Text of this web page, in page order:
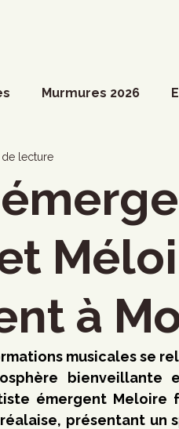
Murmures 2026
Actualités du Culte
Divers Coup de coeur
à
lecture
musicales se
bienveillante
émergent Meloire
présentant un